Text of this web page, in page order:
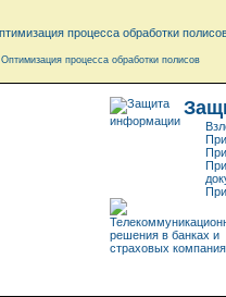
Оптимизация процесса обработки полисов